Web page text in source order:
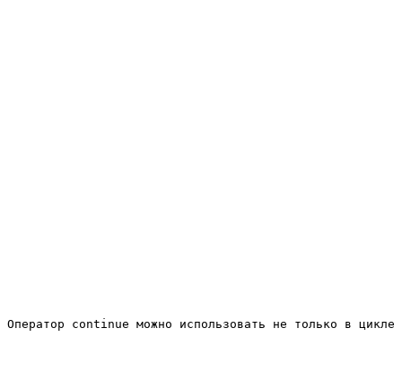
Оператор continue можно использовать не только в цикле